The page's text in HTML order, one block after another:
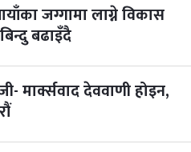
जग्गामा लाग्ने विकास
बढाइँदै
मार्क्सवाद देववाणी होइन,